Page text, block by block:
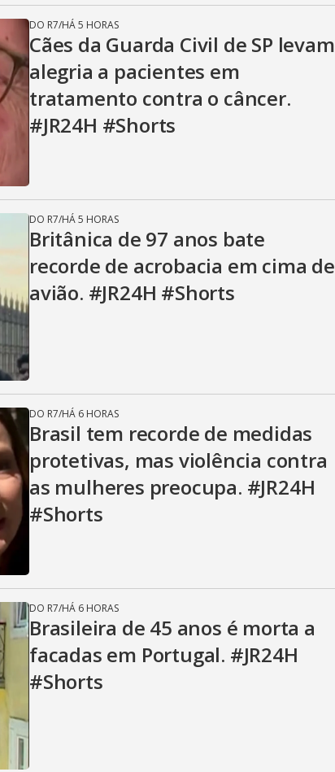
DO R7/HÁ 5 HORAS
Cães da Guarda Civil de SP levam
alegria a pacientes em
tratamento contra o câncer.
#JR24H #Shorts
DO R7/HÁ 5 HORAS
Britânica de 97 anos bate
recorde de acrobacia em cima de
avião. #JR24H #Shorts
DO R7/HÁ 6 HORAS
Brasil tem recorde de medidas
protetivas, mas violência contra
as mulheres preocupa. #JR24H
#Shorts
DO R7/HÁ 6 HORAS
Brasileira de 45 anos é morta a
facadas em Portugal. #JR24H
#Shorts